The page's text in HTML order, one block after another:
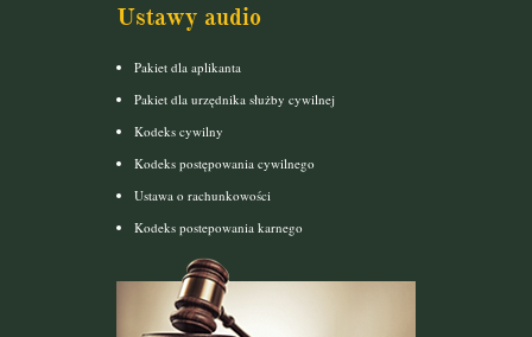
Ustawy audio
Pakiet dla aplikanta
Pakiet dla urzędnika służby cywilnej
Kodeks cywilny
Kodeks postępowania cywilnego
Ustawa o rachunkowości
Kodeks postepowania karnego